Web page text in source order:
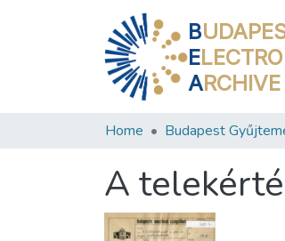
B
E
ARCHIVE
Home Budapest
A